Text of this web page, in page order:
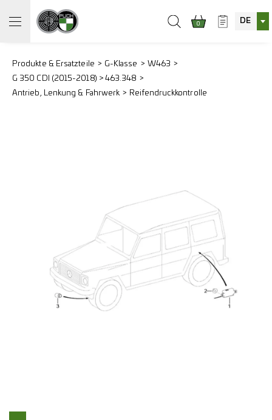
0 DE
Produkte & Ersatzteile G-Klasse
W463
G 350 CDI (2015-2018) > 463.348
Antrieb, Lenkung & Fahrwerk
Reifendruckkontrolle